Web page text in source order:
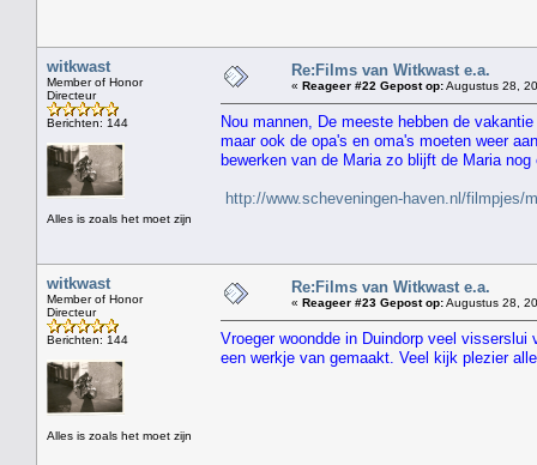
witkwast
Member of Honor
Directeur
Berichten: 144
Alles is zoals het moet zijn
Re:Films van Witkwast e.a.
« Reageer #22 Gepost op:Augustus 28,
Nou mannen, De meeste hebben de
maar ook de opa's en oma's moeten weer
bewerken van de Maria zo blijft de Maria
http://www.scheveningen-haven.nl/filmpjes/
witkwast
Member of Honor
Directeur
Berichten: 144
Alles is zoals het moet zijn
Re:Films van Witkwast e.a.
« Reageer #23 Gepost op:Augustus 28,
Vroeger woondde in Duindorp veel
een werkje van gemaakt. Veel kijk plezier